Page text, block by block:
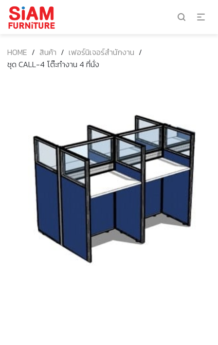
HOME / สินค้า / เฟอร์นิเจอร์สำนักงาน /
ชุด CALL-4 โต๊ะทำงาน 4 ที่นั่ง